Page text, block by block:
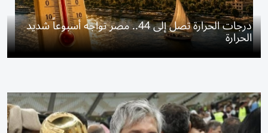
درجات الحرارة تصل إلى 44.. مصر تواجه أسبوعاً شديد
الحرارة